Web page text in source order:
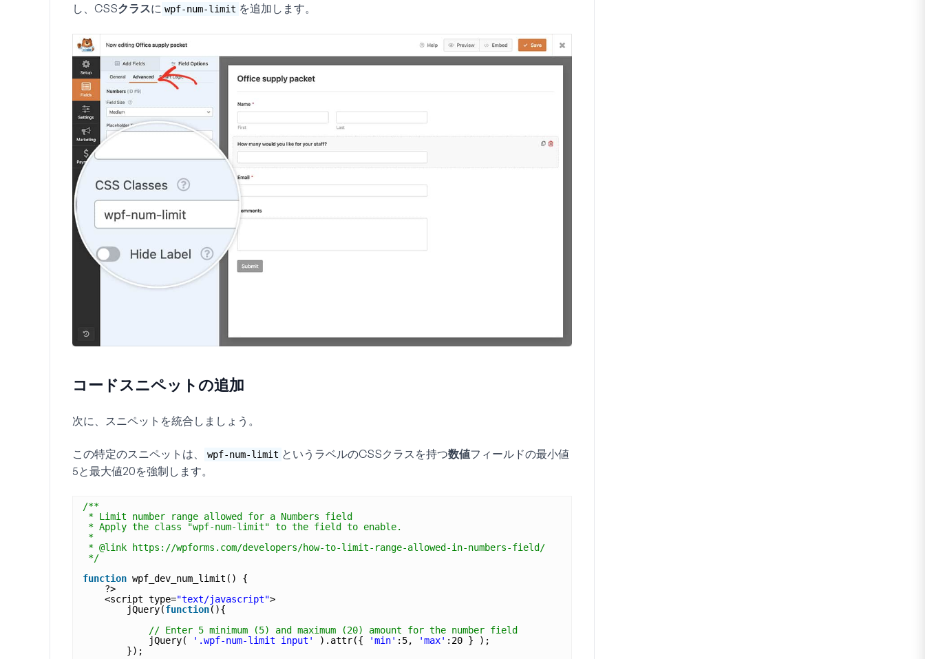
し、 CSSクラスに wpf-num-limit を追加します。
コードスニペットの追加
次に、スニペットを統合しましょう。
この特定のスニペットは、 wpf-num-limit というラベルのCSSクラスを持つ数値フィールドの最小値
5と最大値20を強制します。
/**
* Limit number range allowed for a Numbers field
* Apply the class "wpf-num-limit" to the field to enable.
*
* @link https://wpforms.com/developers/how-to-limit-range-allowed-in-numbers-field/
*/
function wpf_dev_num_limit() {
?>
<script type="text/javascript">
jQuery(function(){
// Enter 5 minimum (5) and maximum (20) amount for the number field
jQuery(
'.wpf-num-limit input' ).attr({ 'min' :5, 'max' :20 } );
});